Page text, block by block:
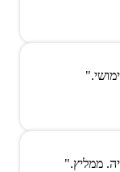
ממליץ."